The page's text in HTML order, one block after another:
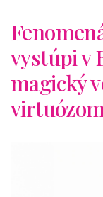
vystúpi v
magický